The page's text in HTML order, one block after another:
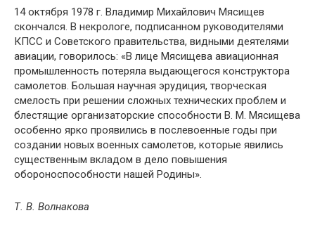
14 октября 1978 г. Владимир Михайлович Мясищев
скончался. В некрологе, подписанном руководителями
КПСС и Советского правительства, видными деятелями
авиации, говорилось: «В лице Мясищева авиационная
промышленность потеряла выдающегося конструктора
самолетов. Большая научная эрудиция, творческая
смелость при решении сложных технических проблем и
блестящие организаторские способности В. М. Мясищева
особенно ярко проявились в послевоенные годы при
создании новых военных самолетов, которые явились
существенным вкладом в дело повышения
обороноспособности нашей Родины».
Т. В. Волнакова